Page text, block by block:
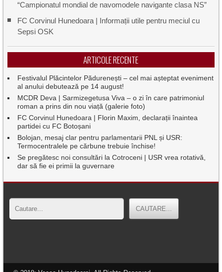
“Campionatul mondial de navomodele navigante clasa NS”
FC Corvinul Hunedoara | Informații utile pentru meciul cu
Sepsi OSK
ARTICOLE RECENTE
Festivalul Plăcintelor Pădurenești – cel mai așteptat eveniment
al anului debutează pe 14 august!
MCDR Deva | Sarmizegetusa Viva – o zi în care patrimoniul
roman a prins din nou viață (galerie foto)
FC Corvinul Hunedoara | Florin Maxim, declarații înaintea
partidei cu FC Botoșani
Bolojan, mesaj clar pentru parlamentarii PNL și USR:
Termocentralele pe cărbune trebuie închise!
Se pregătesc noi consultări la Cotroceni | USR vrea rotativă,
dar să fie ei primii la guvernare